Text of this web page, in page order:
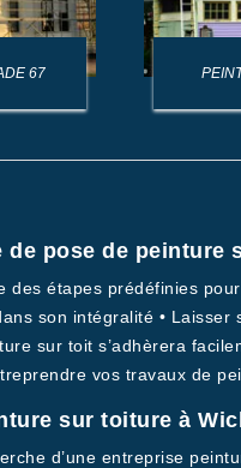
67
de pose de peinture
des étapes prédéfinies
son intégralité •
sur toit s’adhèrera
vos travaux de
sur toiture à
d’une entreprise